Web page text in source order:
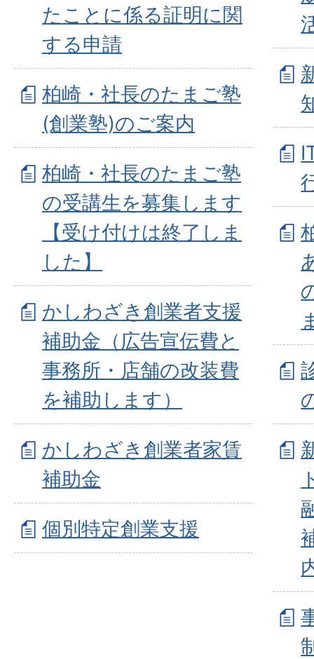
たことに係る証明に関
する申請
柏崎・社長のたまご塾
(創業塾)のご案内
柏崎・社長のたまご塾
の受講生を募集します
【受け付けは終了しま
した】
かしわざき創業者支援
補助金（広告宣伝費と
事務所・店舗の改装費
を補助します）
かしわざき創業者家賃
補助金
個別特定創業支援